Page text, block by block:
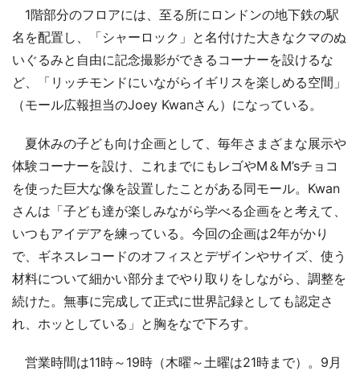
1階部分のフロアには、至る所にロンドンの地下鉄の駅
名を配置し、「シャーロック」と名付けた大きなクマのぬ
いぐるみと自由に記念撮影ができるコーナーを設けるな
ど、「リッチモンドにいながらイギリスを楽しめる空間」
（モール広報担当のJoey Kwanさん）になっている。
夏休みの子ども向け企画として、毎年さまざまな展示や
体験コーナーを設け、これまでにもレゴやM＆M’sチョコ
を使った巨大な像を設置したことがある同モール。Kwan
さんは「子ども達が楽しみながら学べる企画をと考えて、
いつもアイデアを練っている。今回の企画は2年がかり
で、ギネスレコードのオフィスとデザインやサイズ、使う
材料について細かい部分までやり取りをしながら、調整を
続けた。無事に完成して正式に世界記録としても認定さ
れ、ホッとしている」と胸をなで下ろす。
営業時間は11時～19時（木曜～土曜は21時まで）。9月